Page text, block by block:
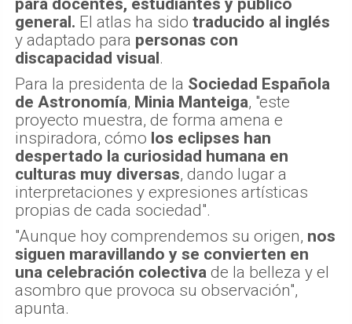
para docentes, estudiantes y público
general. El atlas ha sido traducido al inglés
y adaptado para personas con
discapacidad visual.
Para la presidenta de la Sociedad Española
de Astronomía, Minia Manteiga, "este
proyecto muestra, de forma amena e
inspiradora, cómo los eclipses han
despertado la curiosidad humana en
culturas muy diversas, dando lugar a
interpretaciones y expresiones artísticas
propias de cada sociedad".
"Aunque hoy comprendemos su origen, nos
siguen maravillando y se convierten en
una celebración colectiva de la belleza y el
asombro que provoca su observación",
apunta.